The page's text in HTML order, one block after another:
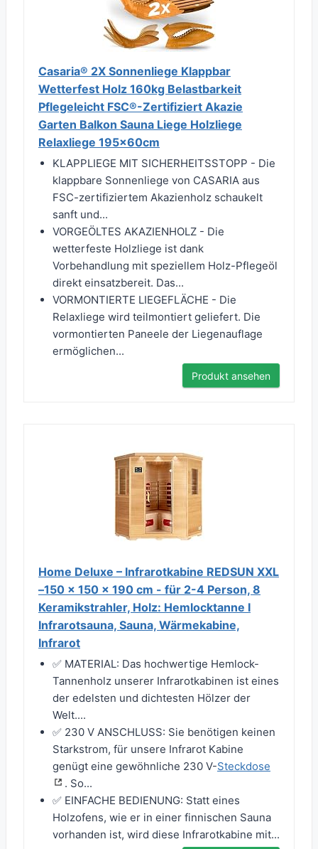
Casaria® 2X Sonnenliege Klappbar
Wetterfest Holz 160kg Belastbarkeit
Pflegeleicht FSC®-Zertifiziert Akazie
Garten Balkon Sauna Liege Holzliege
Relaxliege 195x60cm
KLAPPLIEGE MIT SICHERHEITSSTOPP - Die
klappbare Sonnenliege von CASARIA aus
FSC-zertifiziertem Akazienholz schaukelt
sanft und...
VORGEÖLTES AKAZIENHOLZ - Die
wetterfeste Holzliege ist dank
Vorbehandlung mit speziellem Holz-Pflegeöl
direkt einsatzbereit. Das...
VORMONTIERTE LIEGEFLÄCHE - Die
Relaxliege wird teilmontiert geliefert. Die
vormontierten Paneele der Liegenauflage
ermöglichen...
Produkt ansehen
Home Deluxe – Infrarotkabine REDSUN XXL
–150 x 150 x 190 cm - für 2-4 Person, 8
Keramikstrahler, Holz: Hemlocktanne I
Infrarotsauna, Sauna, Wärmekabine,
Infrarot
✅ MATERIAL: Das hochwertige Hemlock-
Tannenholz unserer Infrarotkabinen ist eines
der edelsten und dichtesten Hölzer der
Welt....
✅ 230 V ANSCHLUSS: Sie benötigen keinen
Starkstrom, für unsere Infrarot Kabine
genügt eine gewöhnliche 230 V-Steckdose
. So...
✅ EINFACHE BEDIENUNG: Statt eines
Holzofens, wie er in einer finnischen Sauna
vorhanden ist, wird diese Infrarotkabine mit...